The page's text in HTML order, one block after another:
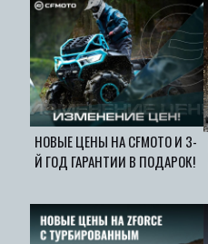
НОВЫЕ ЦЕНЫ НА CFMOTO И 3-
Й ГОД ГАРАНТИИ В ПОДАРОК!